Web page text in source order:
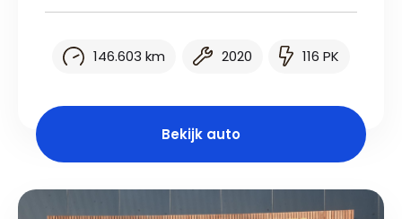
146.603 km 2020 116 PK
Bekijk auto